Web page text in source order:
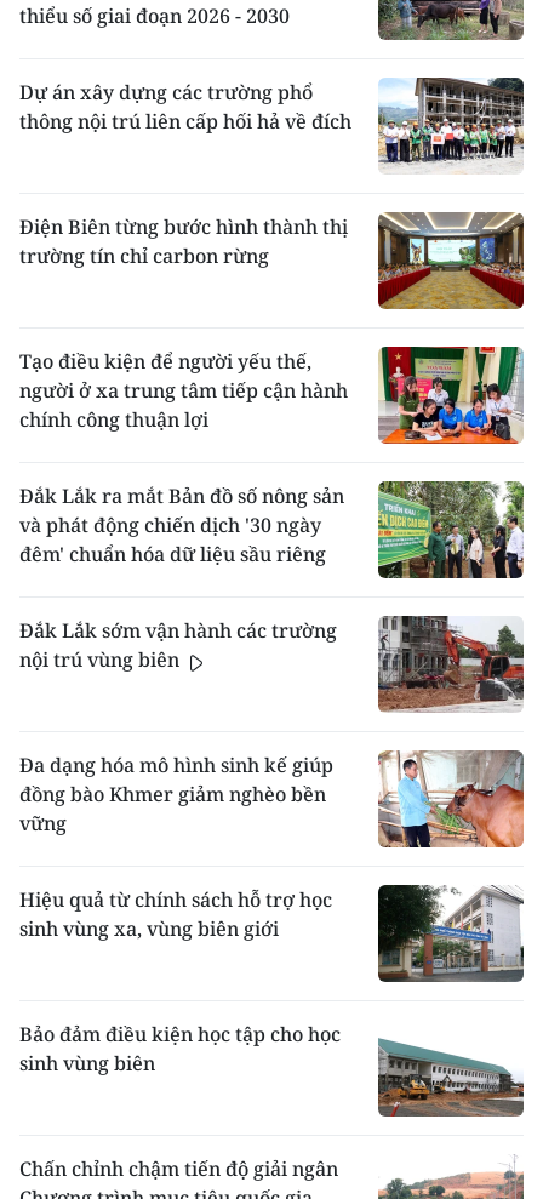
thiểu số giai đoạn 2026 - 2030
Dự án xây dựng các trường phổ
thông nội trú liên cấp hối hả về đích
Điện Biên từng bước hình thành thị
trường tín chỉ carbon rừng
Tạo điều kiện để người yếu thế,
người ở xa trung tâm tiếp cận hành
chính công thuận lợi
Đắk Lắk ra mắt Bản đồ số nông sản
và phát động chiến dịch '30 ngày
đêm' chuẩn hóa dữ liệu sầu riêng
Đắk Lắk sớm vận hành các trường
nội trú vùng biên
Đa dạng hóa mô hình sinh kế giúp
đồng bào Khmer giảm nghèo bền
vững
Hiệu quả từ chính sách hỗ trợ học
sinh vùng xa, vùng biên giới
Bảo đảm điều kiện học tập cho học
sinh vùng biên
Chấn chỉnh chậm tiến độ giải ngân